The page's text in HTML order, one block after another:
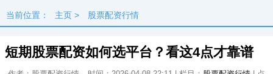
当前位置： 主页 > 股票配资行情
短期股票配资如何选平台？看这4点才靠谱